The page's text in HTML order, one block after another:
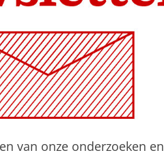
van onze onderzoeken en